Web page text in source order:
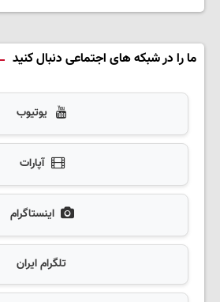
ما را در شبکه های اجتماعی دنبال کنید
یوتیوب
آپارات
اینستاگرام
تلگرام ایران